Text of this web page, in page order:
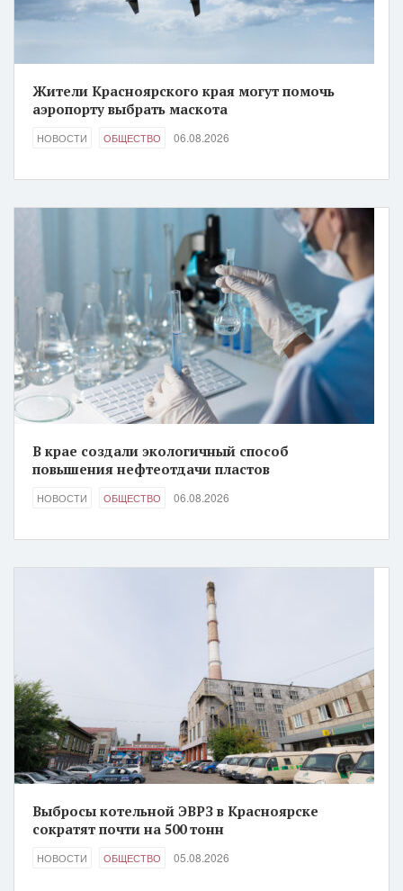
Жители Красноярского края могут помочь
аэропорту выбрать маскота
НОВОСТИ ОБЩЕСТВО 06.08.2026
В крае создали экологичный способ
повышения нефтеотдачи пластов
НОВОСТИ ОБЩЕСТВО 06.08.2026
Выбросы котельной ЭВРЗ в Красноярске
сократят почти на 500 тонн
НОВОСТИ ОБЩЕСТВО 05.08.2026